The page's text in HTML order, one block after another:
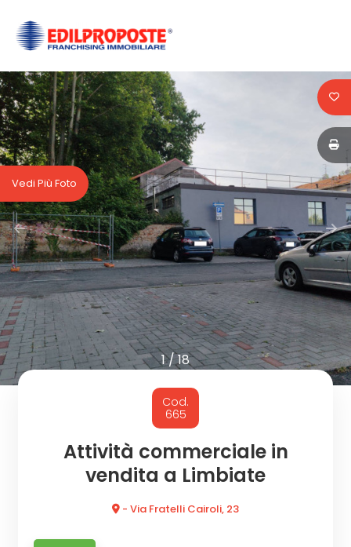
1/18
Vedi Più Foto
Cod.
665
Attività commerciale in
vendita a Limbiate
- Via Fratelli Cairoli, 23
HOME
CHI
SIAMO
AFFILIATI
VENDITA
AFFITTO
ACQUISIZIONE
LAVORA
Codice
Contratto
Qualsiasi
Vendita
Affitto
Scegli
dove
cercare
Comune